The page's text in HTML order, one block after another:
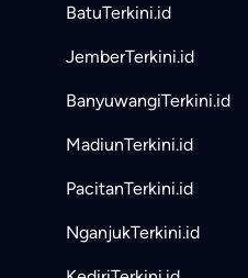
BatuTerkini.id
JemberTerkini.id
BanyuwangiTerkini.id
MadiunTerkini.id
PacitanTerkini.id
NganjukTerkini.id